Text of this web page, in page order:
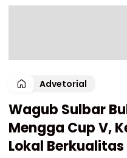
Advetorial
Wagub Sulbar
Mengga Cup V,
Lokal Berkualitas